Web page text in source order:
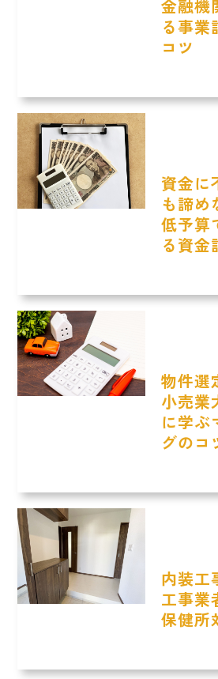
金融機
る事業
コツ
資金に
も諦め
低予算
る資金
物件選
小売業
に学ぶ
グのコ
内装工
工事業
保健所